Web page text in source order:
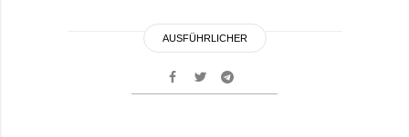
AUSFÜHRLICHER